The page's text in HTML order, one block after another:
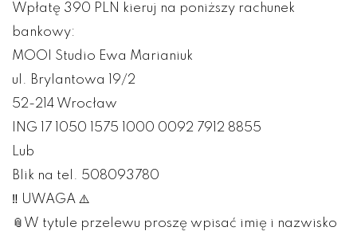
Wpłatę 390 PLN kieruj na poniższy rachunek
bankowy:
MOOI Studio Ewa Marianiuk
ul. Brylantowa 19/2
52-214 Wrocław
ING 17 1050 1575 1000 0092 7912 8855
Lub
Blik na tel. 508093780
‼️ UWAGA ⚠️
📎W tytule przelewu proszę wpisać imię i nazwisko